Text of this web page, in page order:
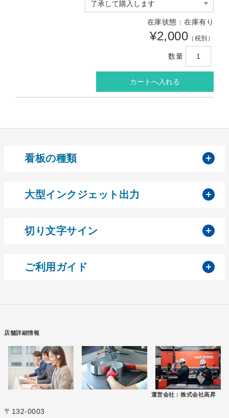
在庫状態：在庫有り
¥2,000 （税別）
数量
看板の種類
大型インクジェット出力
切り文字サイン
ご利用ガイド
店舗詳細情報
運営会社 : 株式会社高昇
〒132-0003